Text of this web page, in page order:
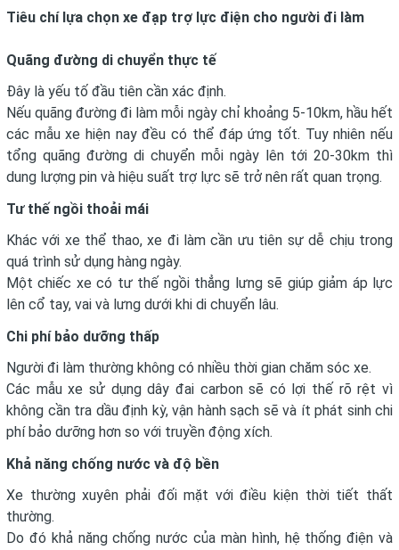
Tiêu chí lựa chọn xe đạp trợ lực điện cho người đi làm
Quãng đường di chuyển thực tế
Đây là yếu tố đầu tiên cần xác định.
Nếu quãng đường đi làm mỗi ngày chỉ khoảng 5-10km, hầu hết
các mẫu xe hiện nay đều có thể đáp ứng tốt. Tuy nhiên nếu
tổng quãng đường di chuyển mỗi ngày lên tới 20-30km thì
dung lượng pin và hiệu suất trợ lực sẽ trở nên rất quan trọng.
Tư thế ngồi thoải mái
Khác với xe thể thao, xe đi làm cần ưu tiên sự dễ chịu trong
quá trình sử dụng hàng ngày.
Một chiếc xe có tư thế ngồi thẳng lưng sẽ giúp giảm áp lực
lên cổ tay, vai và lưng dưới khi di chuyển lâu.
Chi phí bảo dưỡng thấp
Người đi làm thường không có nhiều thời gian chăm sóc xe.
Các mẫu xe sử dụng dây đai carbon sẽ có lợi thế rõ rệt vì
không cần tra dầu định kỳ, vận hành sạch sẽ và ít phát sinh chi
phí bảo dưỡng hơn so với truyền động xích.
Khả năng chống nước và độ bền
Xe thường xuyên phải đối mặt với điều kiện thời tiết thất
thường.
Do đó khả năng chống nước của màn hình, hệ thống điện và